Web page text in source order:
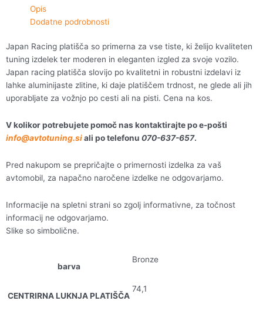
količina
Opis
Dodatne podrobnosti
Japan Racing platišča so primerna za vse tiste, ki želijo kvaliteten
tuning izdelek ter moderen in eleganten izgled za svoje vozilo.
Japan racing platišča slovijo po kvalitetni in robustni izdelavi iz
lahke aluminijaste zlitine, ki daje platiščem trdnost, ne glede ali jih
uporabljate za vožnjo po cesti ali na pisti. Cena na kos.
V kolikor potrebujete pomoč nas kontaktirajte po e-pošti
info@avtotuning.siali po telefonu 070-637-657.
Pred nakupom se prepričajte o primernosti izdelka za vaš
avtomobil, za napačno naročene izdelke ne odgovarjamo.
Informacije na spletni strani so zgolj informativne, za točnost
informacij ne odgovarjamo.
Slike so simbolične.
barva
Bronze
CENTRIRNA LUKNJA PLATIŠČA
74,1